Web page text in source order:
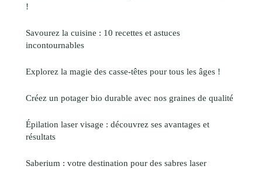
!
Savourez la cuisine : 10 recettes et astuces
incontournables
Explorez la magie des casse-têtes pour tous les âges !
Créez un potager bio durable avec nos graines de qualité
Épilation laser visage : découvrez ses avantages et
résultats
Saberium : votre destination pour des sabres laser